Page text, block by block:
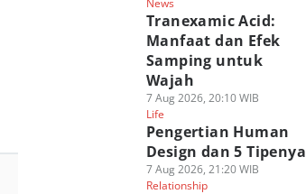
News
Tranexamic Acid:
Manfaat dan Efek
Samping untuk
Wajah
7 Aug 2026, 20:10 WIB
Life
Pengertian Human
Design dan 5 Tipenya
7 Aug 2026, 21:20 WIB
Relationship